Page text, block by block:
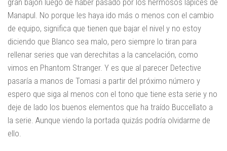
gran bajón luego de haber pasado por los hermosos lápices de
Manapul. No porque les haya ido más o menos con el cambio
de equipo, significa que tienen que bajar el nivel y no estoy
diciendo que Blanco sea malo, pero siempre lo tiran para
rellenar series que van derechitas a la cancelación, como
vimos en Phantom Stranger. Y es que al parecer Detective
pasaría a manos de Tomasi a partir del próximo número y
espero que siga al menos con el tono que tiene esta serie y no
deje de lado los buenos elementos que ha traído Buccellato a
la serie. Aunque viendo la portada quizás podría olvidarme de
ello.